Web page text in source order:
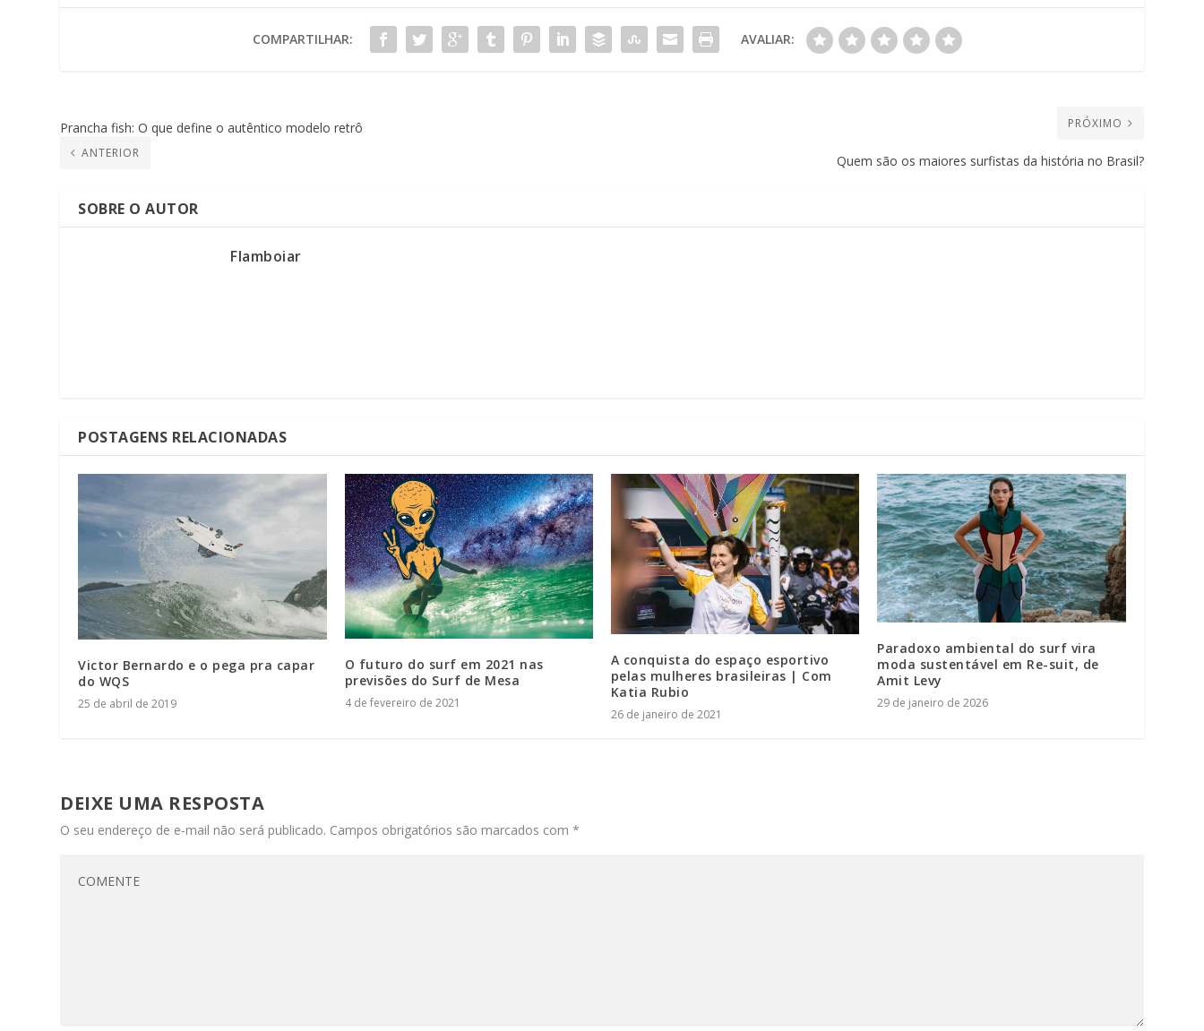
COMPARTILHAR: AVALIAR:
Prancha fish: O que define o autêntico modelo retrô
ANTERIOR
PRÓXIMO
Quem são os maiores surfistas da história no Brasil?
SOBRE O AUTOR
Flamboiar
POSTAGENS RELACIONADAS
Victor Bernardo e o pega pra capar
do WQS
25 de abril de 2019
O futuro do surf em 2021 nas
previsões do Surf de Mesa
4 de fevereiro de 2021
A conquista do espaço esportivo
pelas mulheres brasileiras | Com
Katia Rubio
26 de janeiro de 2021
Paradoxo ambiental do surf vira
moda sustentável em Re-suit, de
Amit Levy
29 de janeiro de 2026
DEIXE UMA RESPOSTA
O seu endereço de e-mail não será publicado. Campos obrigatórios são marcados com*